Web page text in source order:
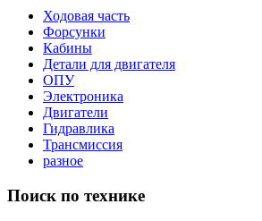
Ходовая часть
Форсунки
Кабины
Детали для двигателя
ОПУ
Электроника
Двигатели
Гидравлика
Трансмиссия
разное
Поиск по технике